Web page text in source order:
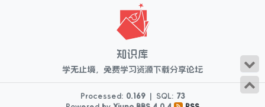
知识库
学无止境，免费学习资源下载分享论坛
Processed: 0.169 SQL: 73